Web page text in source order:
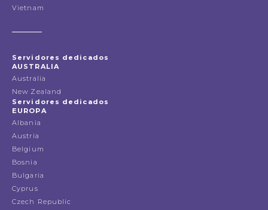
Vietnam
Servidores dedicados
AUSTRALIA
Australia
New Zealand
Servidores dedicados
EUROPA
Albania
Austria
Belgium
Bosnia
Bulgaria
Cyprus
Czech Republic